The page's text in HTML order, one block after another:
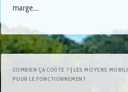
marge,…
COMBIEN ÇA COÛTE ? |LES MOYENS
POUR LE FONCTIONNEMENT